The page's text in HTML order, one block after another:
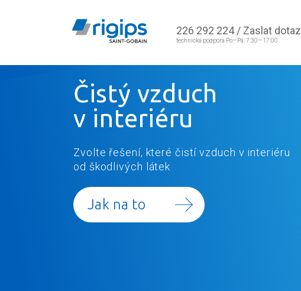
226 292 224/ Zaslat dotaz
technická podpora Po—Pá: 7:30—17:00
Čistý vzduch
v interiéru
Zvolte řešení, které čistí vzduch v interiéru
od škodlivých látek
Jak na to